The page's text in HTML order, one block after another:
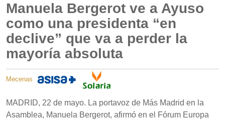
Manuela Bergerot ve a Ayuso
como una presidenta “en
declive” que va a perder la
mayoría absoluta
Mecenas
MADRID, 22 de mayo. La portavoz de Más Madrid en la
Asamblea, Manuela Bergerot, afirmó en el Fórum Europa